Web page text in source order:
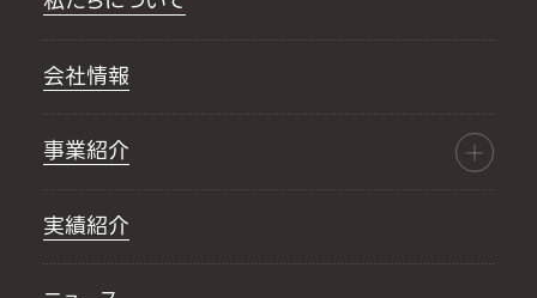
会社情報
事業紹介
実績紹介